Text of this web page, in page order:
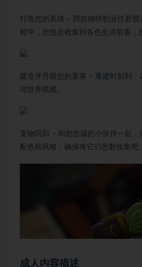
打造您的英雄 – 四款独特职业任君
程中，您也会收集到各色史诗装备
建造并升级您的要塞 – 重建时刻到
与世界炫耀。
宠物回归 – 和您忠诚的小伙伴一起
配色和风格，确保将它们悉数收集吧！
成人内容描述